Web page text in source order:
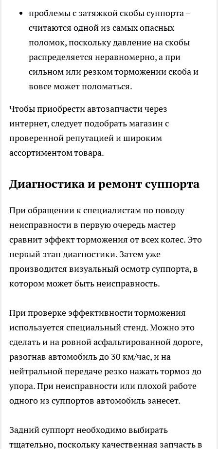
проблемы с затяжкой скобы суппорта –
считаются одной из самых опасных
поломок, поскольку давление на скобы
распределяется неравномерно, а при
сильном или резком торможении скоба и
вовсе может поломаться.
Чтобы приобрестиавтозапчасти через
интернет, следует подобрать магазин с
проверенной репутацией и широким
ассортиментом товара.
Диагностика и ремонт суппорта
При обращении к специалистам по поводу
неисправности в первую очередь мастер
сравнит эффект торможения от всех колес. Это
первый этап диагностики. Затем уже
производится визуальный осмотр суппорта, в
котором может быть неисправность.
При проверке эффективности торможения
используется специальный стенд. Можно это
сделать и на ровной асфальтированной дороге,
разогнав автомобиль до 30 км/час, и на
нейтральной передаче резко нажать тормоз до
упора. При неисправности или плохой работе
одного из суппортов автомобиль занесет.
Задний суппорт необходимо выбирать
тщательно, поскольку качественная запчасть в